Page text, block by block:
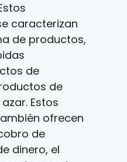
caracterizan
de productos,
de
de
Estos
ofrecen
de
dinero, el